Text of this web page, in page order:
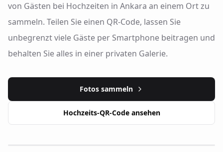
von Gästen bei Hochzeiten in Ankara an einem Ort zu
sammeln. Teilen Sie einen QR-Code, lassen Sie
unbegrenzt viele Gäste per Smartphone beitragen und
behalten Sie alles in einer privaten Galerie.
Fotos sammeln
Hochzeits-QR-Code ansehen